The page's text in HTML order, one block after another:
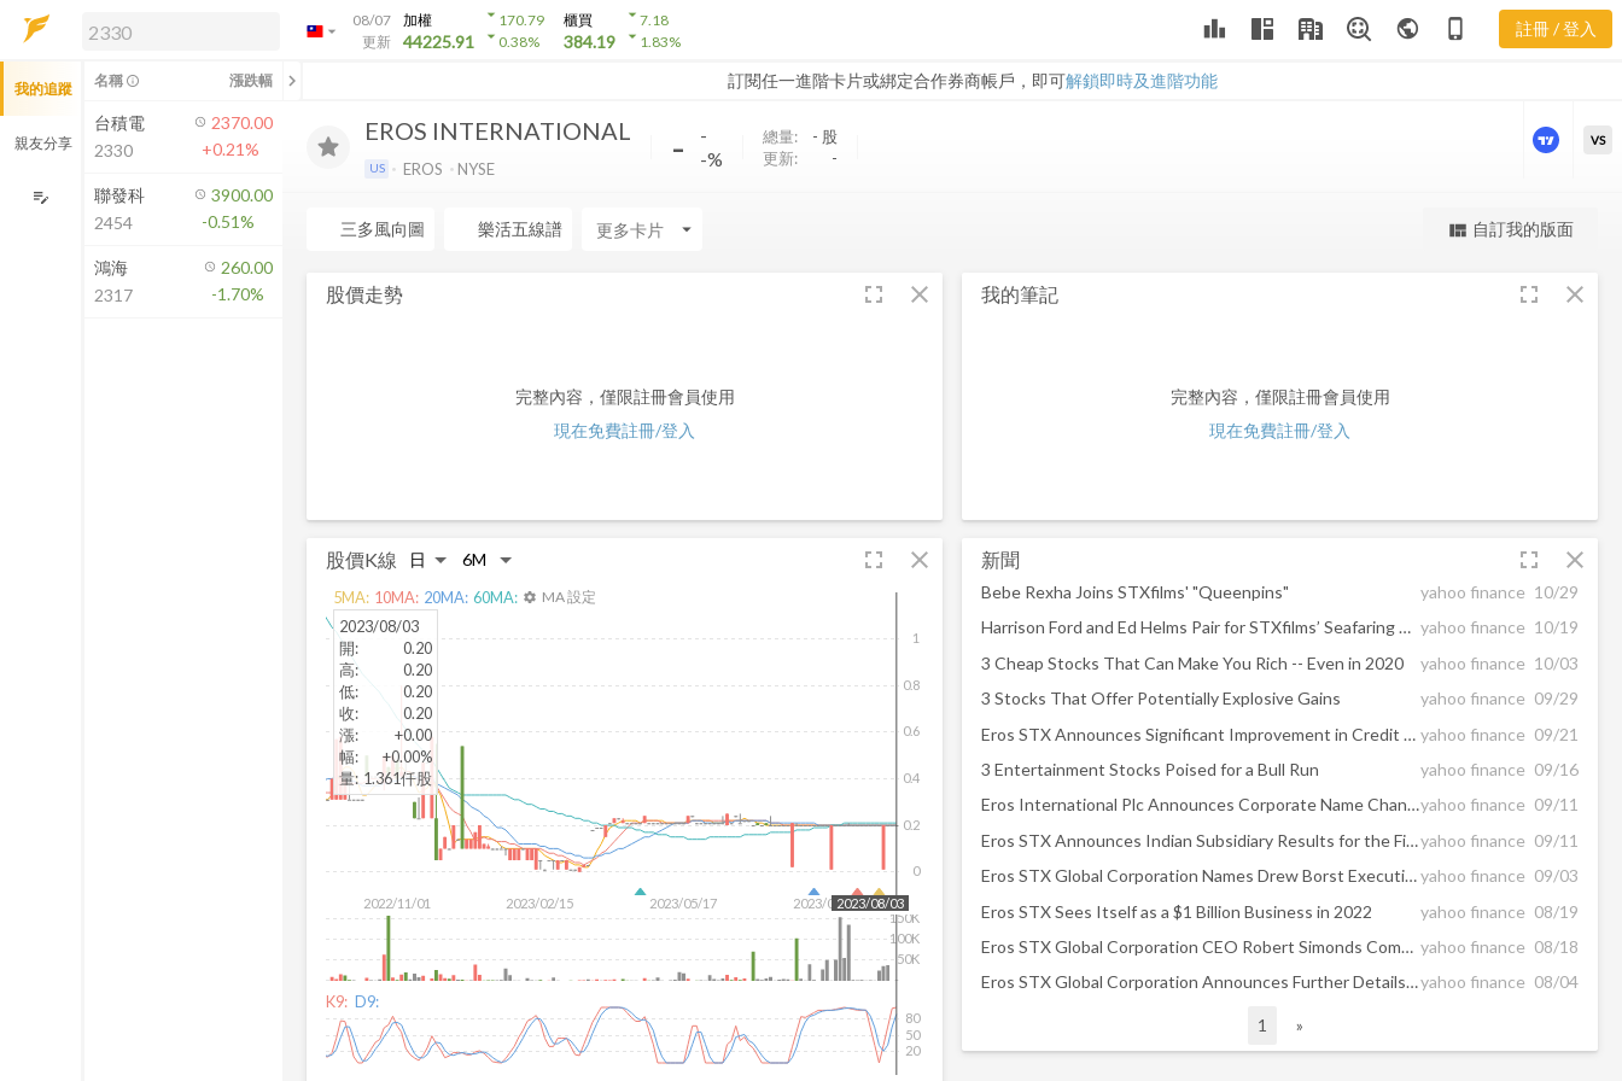
arrow_drop_down
08/07
更新
加權
44225.91
arrow_drop_down170.79
arrow_drop_down0.38%
櫃買
384.19
arrow_drop_down7.18
arrow_drop_down1.83% leaderboard public phone_iphone 註冊 / 登入
訂閱任一進階卡片或綁定合作券商帳戶，即可解鎖即時及進階功能
解鎖即時行情及進階功能
方案」，即可解鎖以下功能：
即時行情
即時市況與排行
成交金額熱力圖
前往方案訂閱
如何綁定合作券商
EROS
EROS INTERNATIONAL
US EROS NYSE -
-
-%
總量: - 股
更新:
-
更強大的進階價量圖表
VS
三多風向圖 樂活五線譜 arrow_drop_down view_quilt 自訂我的版面
股價走勢 fullscreen close
完整內容，僅限註冊會員使用
現在免費註冊/登入
股價K線 fullscreen close
2022/11/01 2023/02/15 2023/05/17 2023/07/06
0
0.2
0.4
0.6
0.8
1
2023/08/03
50K
100K
150K
2023/08/03
開:
0.20
高:
0.20
低:
0.20
收:
0.20
漲:
+0.00
幅:
+0.00%
量: 1.361仟股
5MA: 10MA: 20MA: 60MA: settings MA 設定
K9: D9:
20
50
80
我的筆記 fullscreen close
完整內容，僅限註冊會員使用
現在免費註冊/登入
新聞 fullscreen close
Bebe Rexha Joins STXfilms' "Queenpins" yahoo finance 10/29
Harrison Ford and Ed Helms Pair for STXfilms’ Seafaring Comedy "The Miserable Adventures of Burt Squire Aboard the Horn High Yo" yahoo finance 10/19
3 Cheap Stocks That Can Make You Rich -- Even in 2020
yahoo finance 10/03
3 Stocks That Offer Potentially Explosive Gains
yahoo finance 09/29
Eros STX Announces Significant Improvement in Credit Rating of Indian Subsidiary yahoo finance 09/21
3 Entertainment Stocks Poised for a Bull Run
yahoo finance 09/16
Eros International Plc Announces Corporate Name Change to Eros STX Global Corporationyahoo finance 09/11
Eros STX Announces Indian Subsidiary Results for the First Quarter Fiscal Year 2021yahoo finance 09/11
Eros STX Global Corporation Names Drew Borst Executive Vice President Investor Relations and Business Developmentyahoo finance 09/03
Eros STX Sees Itself as a $1 Billion Business in 2022
yahoo finance 08/19
Eros STX Global Corporation CEO Robert Simonds Comments on Recent Merger, Ongoing Strategic Plan yahoo finance 08/18
Eros STX Global Corporation Announces Further Details of Merger and Equity Financings in 6-K Filingyahoo finance 08/04
1 »
我的追蹤
親友分享
edit_note
名稱 info_outline 漲跌幅 chevron_left
台積電
2330
2370.00
+0.21%
聯發科
2454
3900.00
-0.51%
鴻海
2317
260.00
-1.70%